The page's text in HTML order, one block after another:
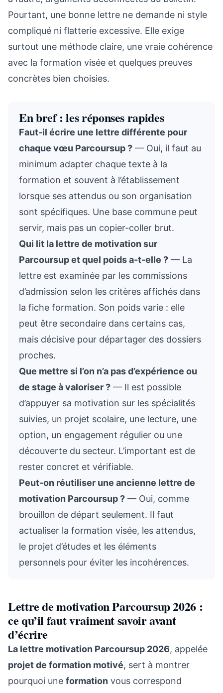
Pourtant, une bonne lettre ne demande ni style
compliqué ni flatterie excessive. Elle exige
surtout une méthode claire, une vraie cohérence
avec la formation visée et quelques preuves
concrètes bien choisies.
En bref : les réponses rapides
Faut-il écrire une lettre différente pour
chaque vœu Parcoursup ? — Oui, il faut au
minimum adapter chaque texte à la
formation et souvent à l’établissement
lorsque ses attendus ou son organisation
sont spécifiques. Une base commune peut
servir, mais pas un copier-coller brut.
Qui lit la lettre de motivation sur
Parcoursup et quel poids a-t-elle ? — La
lettre est examinée par les commissions
d’admission selon les critères affichés dans
la fiche formation. Son poids varie : elle
peut être secondaire dans certains cas,
mais décisive pour départager des dossiers
proches.
Que mettre si l’on n’a pas d’expérience ou
de stage à valoriser ? — Il est possible
d’appuyer sa motivation sur les spécialités
suivies, un projet scolaire, une lecture, une
option, un engagement régulier ou une
découverte du secteur. L’important est de
rester concret et vérifiable.
Peut-on réutiliser une ancienne lettre de
motivation Parcoursup ? — Oui, comme
brouillon de départ seulement. Il faut
actualiser la formation visée, les attendus,
le projet d’études et les éléments
personnels pour éviter les incohérences.
Lettre de motivation Parcoursup 2026 :
ce qu’il faut vraiment savoir avant
d’écrire
La lettre motivation Parcoursup 2026, appelée
projet de formation motivé, sert à montrer
pourquoi une formation vous correspond